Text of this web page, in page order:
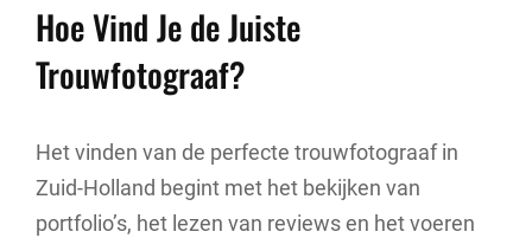
Hoe Vind Je de Juiste
Trouwfotograaf?
Het vinden van de perfecte trouwfotograaf in
Zuid-Holland begint met het bekijken van
portfolio’s, het lezen van reviews en het voeren